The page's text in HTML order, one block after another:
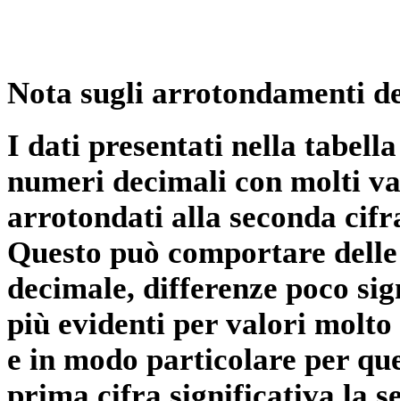
Nota sugli arrotondamenti
I dati presentati nella
numeri decimali con molti
arrotondati alla seconda
Questo può comportare
decimale, differenze poco
più evidenti per valori
e in modo particolare per